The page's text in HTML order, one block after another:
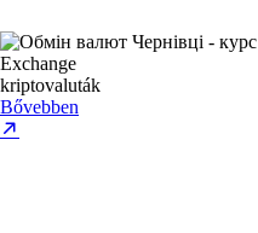
Exchange
kriptovaluták
Bővebben